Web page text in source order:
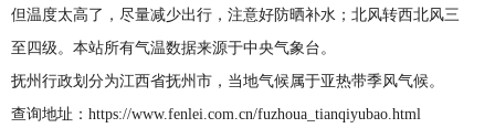
但温度太高了，尽量减少出行，注意好防晒补水；北风转西北风三
至四级。本站所有气温数据来源于中央气象台。
抚州行政划分为江西省抚州市，当地气候属于亚热带季风气候。
查询地址：https://www.fenlei.com.cn/fuzhoua_tianqiyubao.html